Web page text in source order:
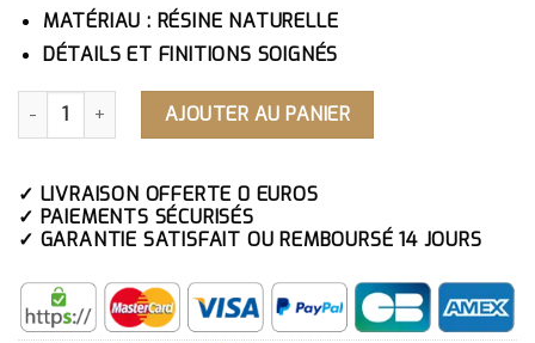
MATÉRIAU : RÉSINE NATURELLE
DÉTAILS ET FINITIONS SOIGNÉS
QUANTITÉ DE STATUE GRECQUE GYM
AJOUTER AU PANIER
✓ LIVRAISON OFFERTE 0 EUROS
✓ PAIEMENTS SÉCURISÉS
✓ GARANTIE SATISFAIT OU REMBOURSÉ 14 JOURS